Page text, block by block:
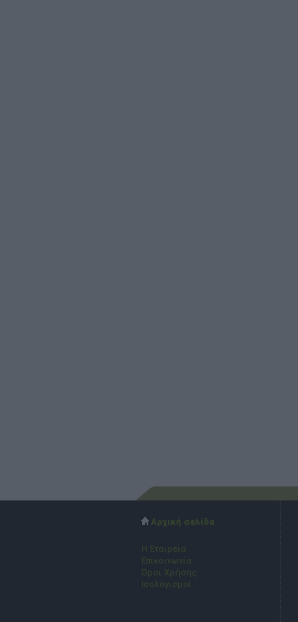
Αρχική σελίδα
Η Εταιρεία
Επικοινωνία
Όροι Χρήσης
Ισολογισμοί